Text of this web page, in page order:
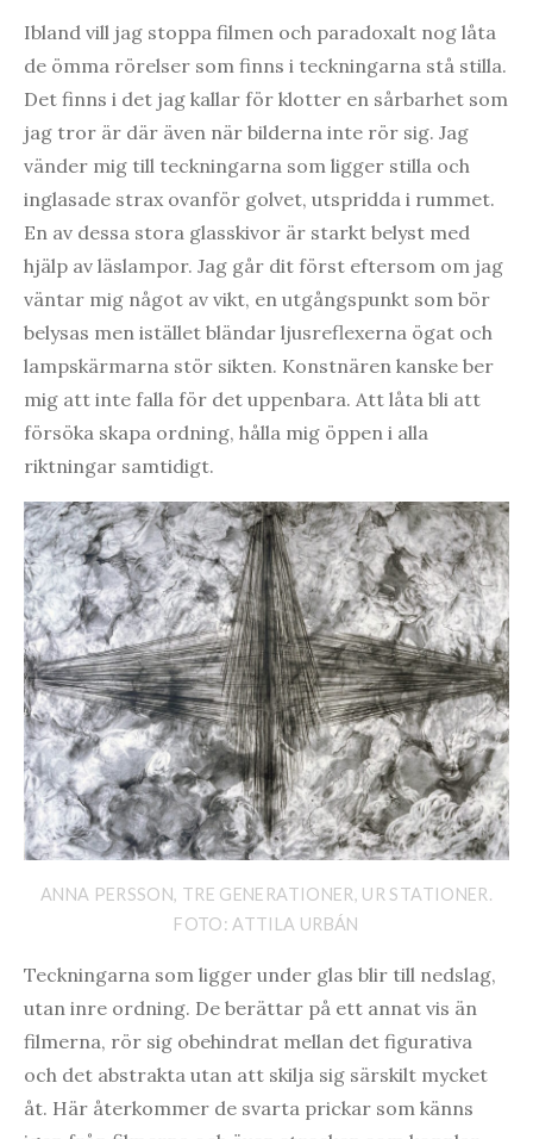
Ibland vill jag stoppa filmen och paradoxalt nog låta
de ömma rörelser som finns i teckningarna stå stilla.
Det finns i det jag kallar för klotter en sårbarhet som
jag tror är där även när bilderna inte rör sig. Jag
vänder mig till teckningarna som ligger stilla och
inglasade strax ovanför golvet, utspridda i rummet.
En av dessa stora glasskivor är starkt belyst med
hjälp av läslampor. Jag går dit först eftersom om jag
väntar mig något av vikt, en utgångspunkt som bör
belysas men istället bländar ljusreflexerna ögat och
lampskärmarna stör sikten. Konstnären kanske ber
mig att inte falla för det uppenbara. Att låta bli att
försöka skapa ordning, hålla mig öppen i alla
riktningar samtidigt.
ANNA PERSSON, TRE GENERATIONER, UR STATIONER.
FOTO: ATTILA URBÁN
Teckningarna som ligger under glas blir till nedslag,
utan inre ordning. De berättar på ett annat vis än
filmerna, rör sig obehindrat mellan det figurativa
och det abstrakta utan att skilja sig särskilt mycket
åt. Här återkommer de svarta prickar som känns